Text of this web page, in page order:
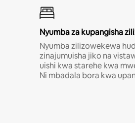
Nyumba za kupangisha
Nyumba zilizowekewa
zinajumuisha jiko na
uishi kwa starehe kwa
Ni mbadala bora kwa